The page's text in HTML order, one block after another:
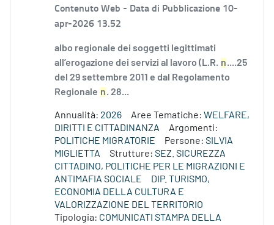
Contenuto Web - Data di Pubblicazione 10-
apr-2026 13.52
albo regionale dei soggetti legittimati
all’erogazione dei servizi al lavoro (L.R. n....25
del 29 settembre 2011 e dal Regolamento
Regionale n. 28...
Annualità: 2026 Aree Tematiche: WELFARE,
DIRITTI E CITTADINANZA
Argomenti:
POLITICHE MIGRATORIE
Persone: SILVIA
MIGLIETTA
Strutture: SEZ. SICUREZZA
CITTADINO, POLITICHE PER LE MIGRAZIONI E
ANTIMAFIA SOCIALE
DIP. TURISMO,
ECONOMIA DELLA CULTURA E
VALORIZZAZIONE DEL TERRITORIO
Tipologia: COMUNICATI STAMPA DELLA